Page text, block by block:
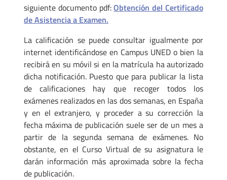
siguiente documento pdf:Obtención del Certificado
de Asistencia a Examen.
La calificación se puede consultar igualmente por
internet identificándose en Campus UNED o bien la
recibirá en su móvil si en la matrícula ha autorizado
dicha notificación. Puesto que para publicar la lista
de calificaciones hay que recoger todos los
exámenes realizados en las dos semanas, en España
y en el extranjero, y proceder a su corrección la
fecha máxima de publicación suele ser de un mes a
partir de la segunda semana de exámenes. No
obstante, en el Curso Virtual de su asignatura le
darán información más aproximada sobre la fecha
de publicación.